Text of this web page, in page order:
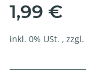
1,99 €
inkl. 0% USt. , zzgl.